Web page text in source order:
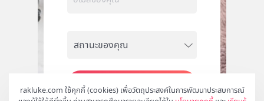
rakluke.com ใช้คุกกี้ (cookies) เพื่อวัตถุประสงค์ในการพัฒนาประสบการณ์
สมัคร